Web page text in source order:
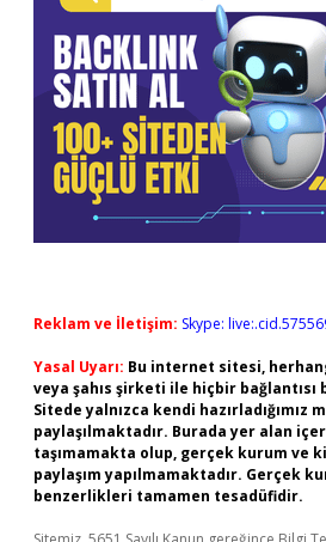
Reklam ve İletişim: Skype:
Yasal Uyarı: Bu internet sitesi,
veya şahıs şirketi ile hiçbir bağlantısı
Sitede yalnızca kendi hazırladığımız
paylaşılmaktadır. Burada yer alan
taşımamakta olup, gerçek kurum ve
paylaşım yapılmamaktadır. Gerçek
benzerlikleri tamamen tesadüfidir.